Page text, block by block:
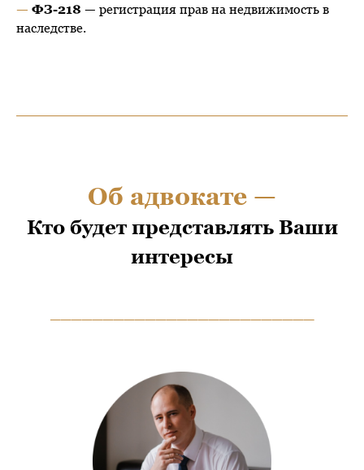
— ФЗ-218 — регистрация прав на недвижимость в
наследстве.
Об адвокате —
Кто будет представлять Ваши
интересы